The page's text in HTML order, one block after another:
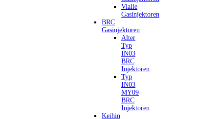
Vialle
Gasinjektoren
BRC
Gasinjektoren
Alter
Typ
IN03
BRC
Injektoren
Typ
IN03
MY09
BRC
Injektoren
Keihin